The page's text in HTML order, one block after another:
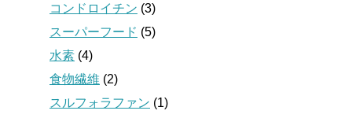
コンドロイチン (3)
スーパーフード (5)
水素 (4)
食物繊維 (2)
スルフォラファン (1)